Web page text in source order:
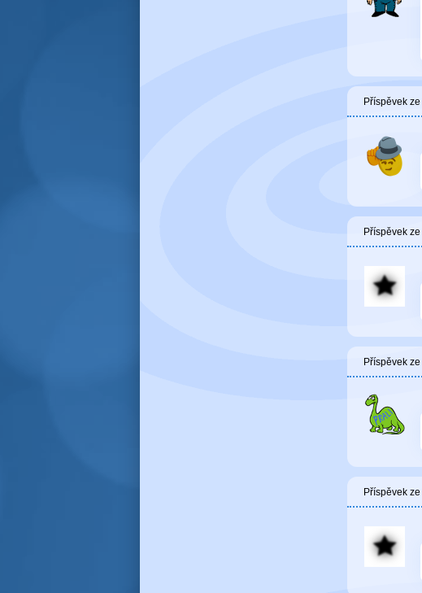
Příspěvek ze
Příspěvek ze
Příspěvek ze
Příspěvek ze